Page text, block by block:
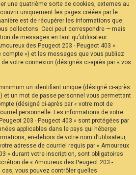
une quatrième sorte de cookies, externes au
uniquement les pages créées par le
est de récupérer les informations que
collectons. Ceci peut correspondre — mais
de messages en tant qu’utilisateur
des Peugeot 203 - Peugeot 403 »
compte ») et les messages que vous publiez
votre connexion (désignés ci-après par « vos
un identifiant unique (désigné ci-après
et un mot de passe personnel vous permettant
(désigné ci-après par « votre mot de
personnelle. Les informations de votre
203 - Peugeot 403 » sont protégées par
applicables dans le pays qui héberge
en-dehors de votre nom d’utilisateur,
adresse de courriel requis par « Amoureux
» durant votre inscription, sont obligatoires
de « Amoureux des Peugeot 203 -
cas, vous pouvez contrôler quelles